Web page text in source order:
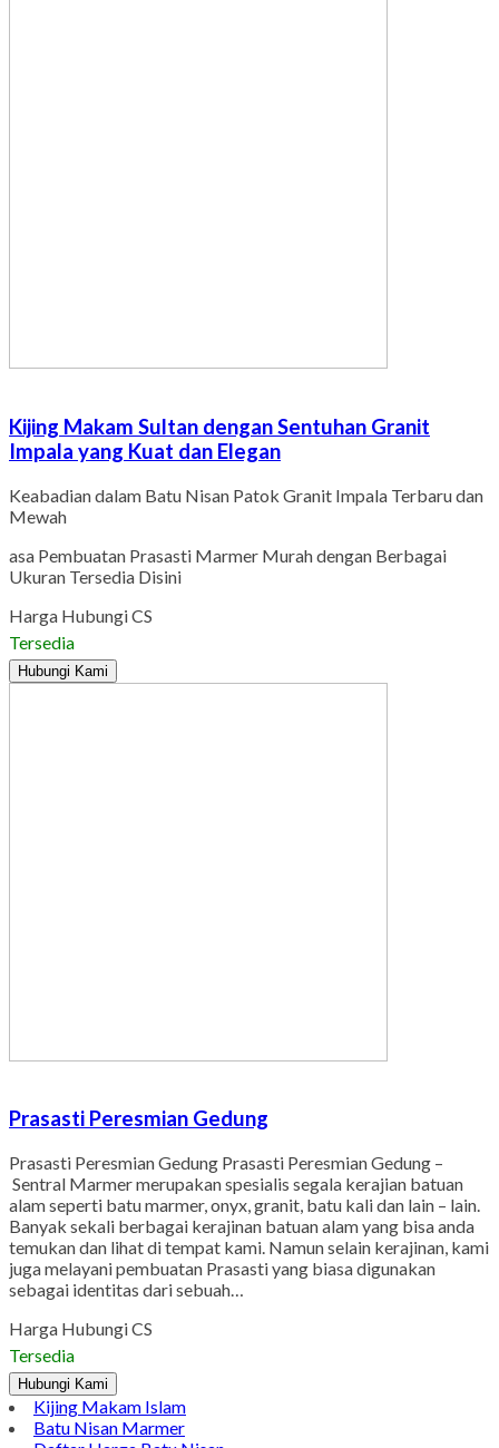
Kijing Makam Sultan dengan Sentuhan Granit
Impala yang Kuat dan Elegan
Keabadian dalam Batu Nisan Patok Granit Impala Terbaru dan
Mewah
asa Pembuatan Prasasti Marmer Murah dengan Berbagai
Ukuran Tersedia Disini
Harga Hubungi CS
Tersedia
Hubungi Kami
Prasasti Peresmian Gedung
Prasasti Peresmian Gedung Prasasti Peresmian Gedung –
Sentral Marmer merupakan spesialis segala kerajian batuan
alam seperti batu marmer, onyx, granit, batu kali dan lain – lain.
Banyak sekali berbagai kerajinan batuan alam yang bisa anda
temukan dan lihat di tempat kami. Namun selain kerajinan, kami
juga melayani pembuatan Prasasti yang biasa digunakan
sebagai identitas dari sebuah…
Harga Hubungi CS
Tersedia
Hubungi Kami
Kijing Makam Islam
Batu Nisan Marmer